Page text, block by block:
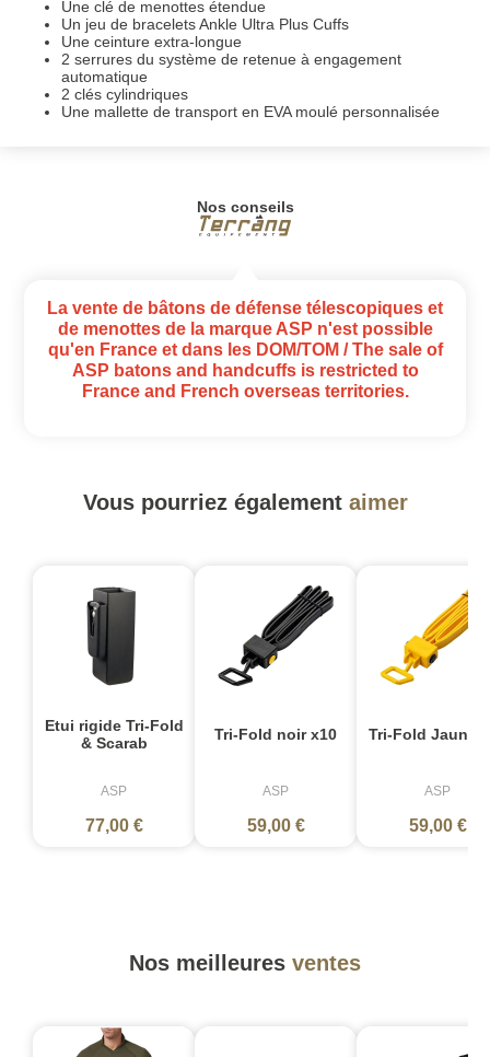
Une clé de menottes étendue
Un jeu de bracelets Ankle Ultra Plus Cuffs
Une ceinture extra-longue
2 serrures du système de retenue à engagement
automatique
2 clés cylindriques
Une mallette de transport en EVA moulé personnalisée
Nos conseils
La vente de bâtons de défense télescopiques et
de menottes de la marque ASP n'est possible
qu'en France et dans les DOM/TOM / The sale of
ASP batons and handcuffs is restricted to
France and French overseas territories.
Vous pourriez également aimer
Etui rigide Tri-Fold
& Scarab
ASP
77,00 €
Tri-Fold noir x10
ASP
59,00 €
Tri-Fold Jaune
ASP
59,00 €
Nos meilleures ventes